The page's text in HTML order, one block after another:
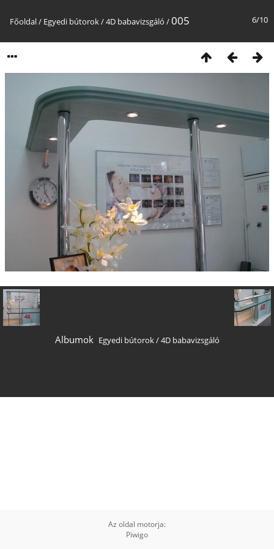
6/10
Főoldal/ Egyedi bútorok/4D babavizsgáló /005
Albumok Egyedi bútorok/4D babavizsgáló
Az oldal motorja:
Piwigo